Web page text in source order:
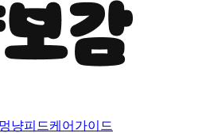
멍냥피드케어가이드